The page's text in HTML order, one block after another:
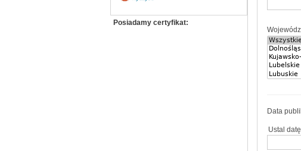
Data
Ustal
Posiadamy certyfikat: